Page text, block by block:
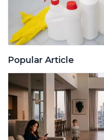
Popular Article